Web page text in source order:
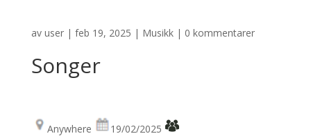
av user| feb 19, 2025 | Musikk| 0 kommentarer
Songer
Anywhere
19/02/2025